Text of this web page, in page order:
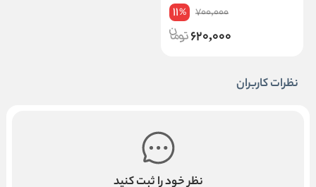
700,000
11%
620,000
نظرات کاربران
نظر خود را ثبت کنید